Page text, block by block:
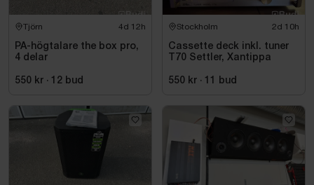
Tjörn 4d 12h
PA-högtalare the box pro,
4 delar
550 kr · 12 bud
Stockholm 2d 10h
Cassette deck inkl. tuner
T70 Settler, Xantippa
550 kr · 11 bud